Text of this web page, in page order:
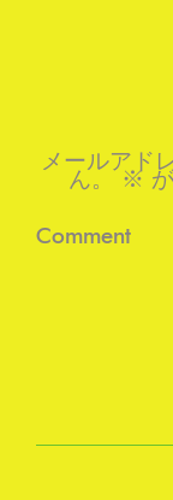
メールアド
ん。 ※
Comment